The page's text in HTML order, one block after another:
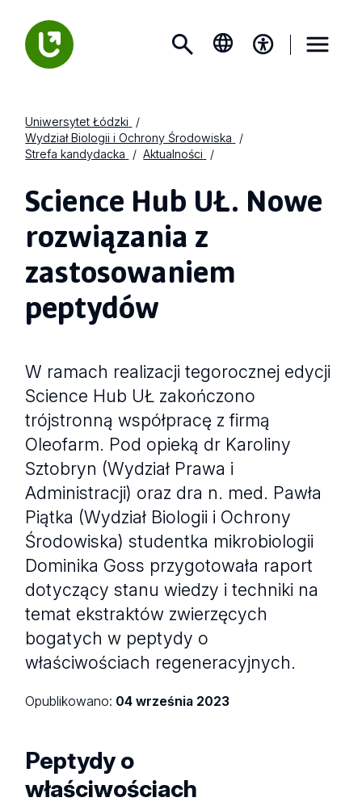
Uniwersytet Łódzki
Wydział Biologii i Ochrony Środowiska
Strefa kandydacka
Aktualności
Science Hub UŁ. Nowe
rozwiązania z
zastosowaniem
peptydów
W ramach realizacji tegorocznej edycji
Science Hub UŁ zakończono
trójstronną współpracę z firmą
Oleofarm. Pod opieką dr Karoliny
Sztobryn (Wydział Prawa i
Administracji) oraz dra n. med. Pawła
Piątka (Wydział Biologii i Ochrony
Środowiska) studentka mikrobiologii
Dominika Goss przygotowała raport
dotyczący stanu wiedzy i techniki na
temat ekstraktów zwierzęcych
bogatych w peptydy o
właściwościach regeneracyjnych.
Opublikowano: 04 września 2023
Peptydy o
właściwościach